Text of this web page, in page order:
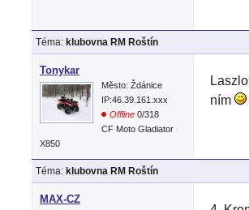
Téma: klubovna RM Roštín
Tonykar
Město: Ždánice
IP:46.39.161.xxx
Offline 0/318
CF Moto Gladiator
X850
ním
Téma: klubovna RM Roštín
MAX-CZ